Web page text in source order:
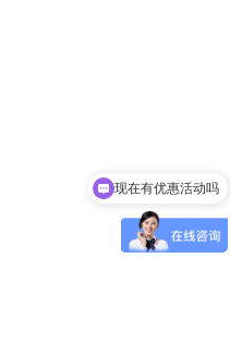
专业服务团队
现在有优惠活动吗